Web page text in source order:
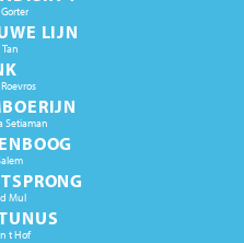
LIJN
Setiaman
Mul
t Hof